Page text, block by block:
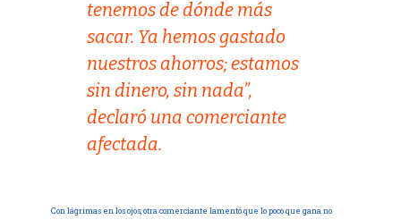
tenemos de dónde más
sacar. Ya hemos gastado
nuestros ahorros; estamos
sin dinero, sin nada”,
declaró una comerciante
afectada.
Con lágrimas en los ojos, otra comerciante lamentó que lo poco que gana no